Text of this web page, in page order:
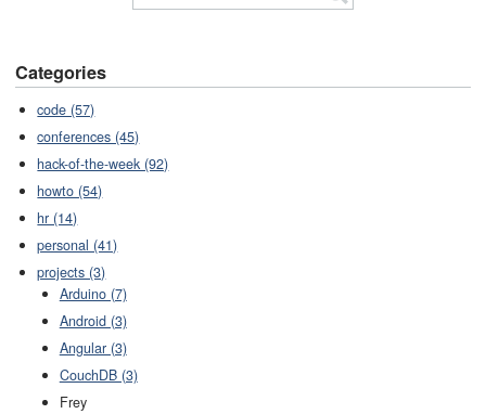
Categories
code (57)
conferences (45)
hack-of-the-week (92)
howto (54)
hr (14)
personal (41)
projects (3)
Arduino (7)
Android (3)
Angular (3)
CouchDB (3)
Frey